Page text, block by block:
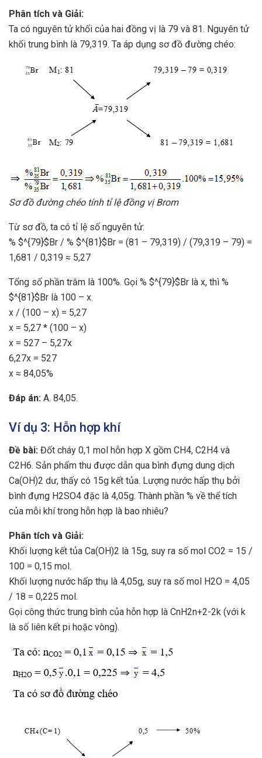
Phân tích và Giải:
Ta có nguyên tử khối của hai đồng vị là 79 và 81. Nguyên tử
khối trung bình là 79,319. Ta áp dụng sơ đồ đường chéo:
Sơ đồ đường chéo tính tỉ lệ đồng vị Brom
Từ sơ đồ, ta có tỉ lệ số nguyên tử:
% $^{79}$Br / % $^{81}$Br = (81 – 79,319) / (79,319 – 79) =
1,681 / 0,319 ≈ 5,27
Tổng số phần trăm là 100%. Gọi % $^{79}$Br là x, thì %
$^{81}$Br là 100 – x.
x / (100 – x) = 5,27
x = 5,27 * (100 – x)
x = 527 – 5,27x
6,27x = 527
x ≈ 84,05%
Đáp án: A. 84,05.
Ví dụ 3: Hỗn hợp khí
Đề bài: Đốt cháy 0,1 mol hỗn hợp X gồm CH4, C2H4 và
C2H6. Sản phẩm thu được dẫn qua bình đựng dung dịch
Ca(OH)2 dư, thấy có 15g kết tủa. Lượng nước hấp thụ bởi
bình đựng H2SO4 đặc là 4,05g. Thành phần % về thể tích
của mỗi khí trong hỗn hợp là bao nhiêu?
Phân tích và Giải:
Khối lượng kết tủa Ca(OH)2 là 15g, suy ra số mol CO2 = 15 /
100 = 0,15 mol.
Khối lượng nước hấp thụ là 4,05g, suy ra số mol H2O = 4,05
/ 18 = 0,225 mol.
Gọi công thức trung bình của hỗn hợp là CnH2n+2-2k (với k
là số liên kết pi hoặc vòng).